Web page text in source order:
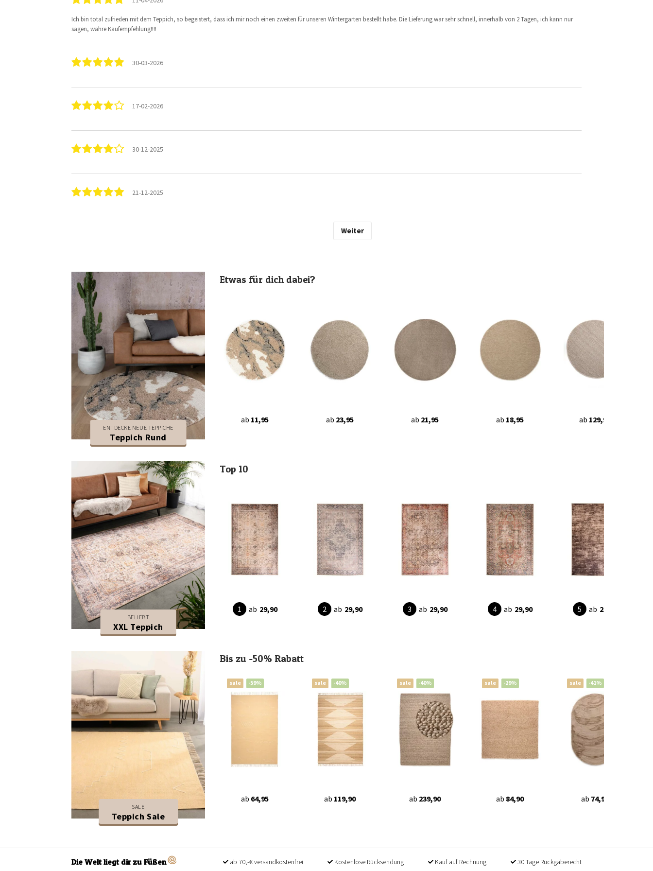
Ich bin total zufrieden mit dem Teppich, so begeistert, dass ich mir noch einen zweiten für unseren Wintergarten bestellt habe. Die Lieferung war sehr schnell, innerhalb von 2 Tagen, ich kann nur
sagen, wahre Kaufempfehlung!!!!
30-03-2026
17-02-2026
30-12-2025
21-12-2025
Weiter
ENTDECKE NEUE TEPPICHE
Teppich Rund
Etwas für dich dabei?
ab 11,95 ab 23,95 ab 21,95 ab 18,95 ab 129,90
BELIEBT
XXL Teppich
Top 10
ab 29,90 ab 29,90 ab 29,90 ab 29,90 ab 25,95
SALE
Teppich Sale
Bis zu -50% Rabatt
sale -59%
ab 64,95
sale -40%
ab 119,90
sale -40%
ab 239,90
sale -29%
ab 84,90
sale -41%
ab 74,90
Die Welt liegt dir zu Füßen ab 70,-€ versandkostenfrei Kostenlose Rücksendung Kauf auf Rechnung 30 Tage Rückgaberecht